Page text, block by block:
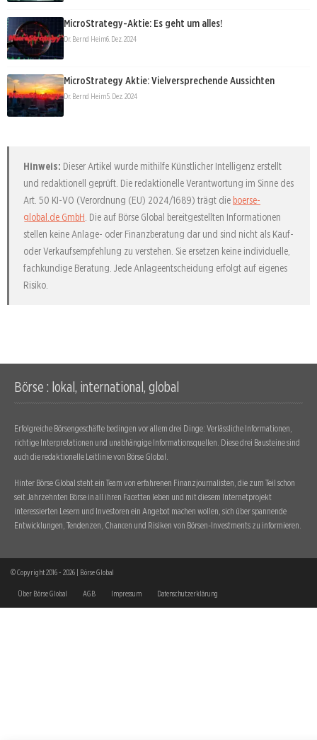
MicroStrategy-Aktie: Es geht um alles!
Dr. Bernd Heim6. Dez. 2024
MicroStrategy Aktie: Vielversprechende Aussichten
Dr. Bernd Heim5. Dez. 2024
Hinweis: Dieser Artikel wurde mithilfe Künstlicher Intelligenz erstellt
und redaktionell geprüft. Die redaktionelle Verantwortung im Sinne des
Art. 50 KI-VO (Verordnung (EU) 2024/1689) trägt die boerse-
global.de GmbH . Die auf Börse Global bereitgestellten Informationen
stellen keine Anlage- oder Finanzberatung dar und sind nicht als Kauf-
oder Verkaufsempfehlung zu verstehen. Sie ersetzen keine individuelle,
fachkundige Beratung. Jede Anlageentscheidung erfolgt auf eigenes
Risiko.
Börse : lokal, international, global
Erfolgreiche Börsengeschäfte bedingen vor allem drei Dinge: Verlässliche Informationen,
richtige Interpretationen und unabhängige Informationsquellen. Diese drei Bausteine sind
auch die redaktionelle Leitlinie von Börse Global.
Hinter Börse Global steht ein Team von erfahrenen Finanzjournalisten, die zum Teil schon
seit Jahrzehnten Börse in all ihren Facetten leben und mit diesem Internetprojekt
interessierten Lesern und Investoren ein Angebot machen wollen, sich über spannende
Entwicklungen, Tendenzen, Chancen und Risiken von Börsen-Investments zu informieren.
© Copyright 2016 - 2026 | Börse Global
Über Börse Global AGB Impressum Datenschutzerklärung